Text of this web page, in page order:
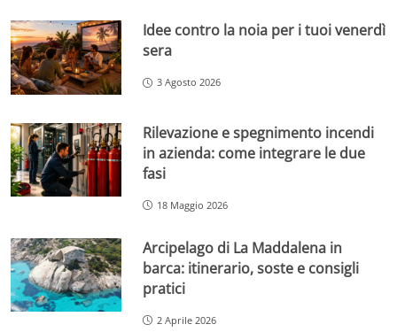
Idee contro la noia per i tuoi venerdì
sera
3 Agosto 2026
Rilevazione e spegnimento incendi
in azienda: come integrare le due
fasi
18 Maggio 2026
Arcipelago di La Maddalena in
barca: itinerario, soste e consigli
pratici
2 Aprile 2026